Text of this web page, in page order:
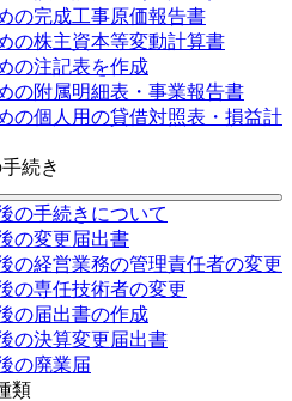
の完成工事原価報告書
の株主資本等変動計算書
の注記表を作成
の附属明細表・事業報告書
の個人用の貸借対照表・損益計
続き
の手続きについて
の変更届出書
の経営業務の管理責任者の変更
の専任技術者の変更
の届出書の作成
の決算変更届出書
の廃業届
類